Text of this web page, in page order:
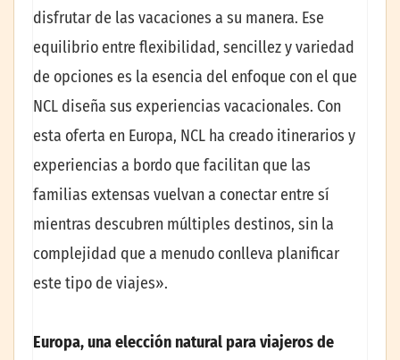
disfrutar de las vacaciones a su manera. Ese
equilibrio entre flexibilidad, sencillez y variedad
de opciones es la esencia del enfoque con el que
NCL diseña sus experiencias vacacionales. Con
esta oferta en Europa, NCL ha creado itinerarios y
experiencias a bordo que facilitan que las
familias extensas vuelvan a conectar entre sí
mientras descubren múltiples destinos, sin la
complejidad que a menudo conlleva planificar
este tipo de viajes».
Europa, una elección natural para viajeros de